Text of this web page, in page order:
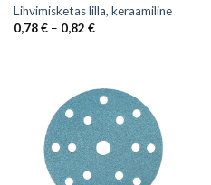
Lihvimisketas lilla, keraamiline
0,78€ – 0,82 €Price